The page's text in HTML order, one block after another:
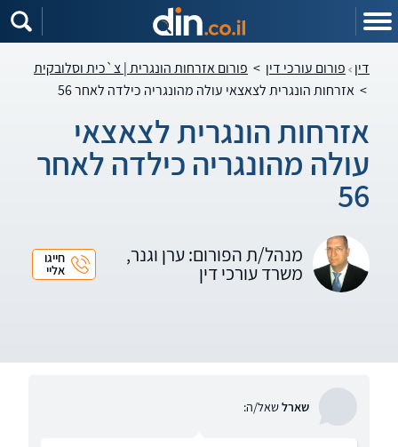
דין פורום עורכי דין > פורום אזרחות הונגרית | צ`כית וסלובקית
> אזרחות הונגרית לצאצאי עולה מהונגריה כילדה לאחר 56
אזרחות הונגרית לצאצאי
עולה מהונגריה כילדה לאחר
56
מנהל/ת הפורום: ערן וגנר,
משרד עורכי דין
חייגו
אליי
שארלשאל/ה: